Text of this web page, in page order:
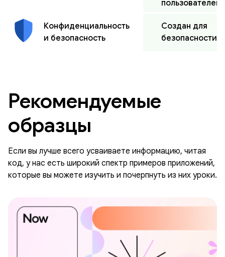
пользователей
Конфиденциальность
и безопасность
Создан для
безопасности
Рекомендуемые
образцы
Если вы лучше всего усваиваете информацию, читая
код, у нас есть широкий спектр примеров приложений,
которые вы можете изучить и почерпнуть из них уроки.